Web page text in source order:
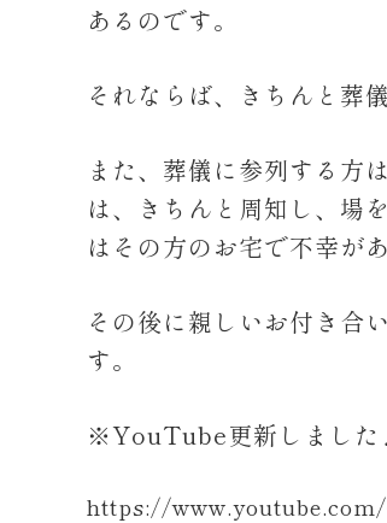
あるのです。
それならば、きちんと葬
また、葬儀に参列する方
は、きちんと周知し、場
はその方のお宅で不幸が
その後に親しいお付き合
す。
※YouTube更新しました
https://